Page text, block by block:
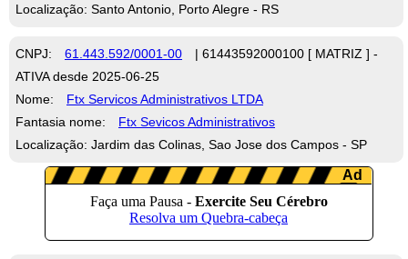
Localização: Santo Antonio, Porto Alegre - RS
CNPJ: 61.443.592/0001-00
| 61443592000100 [ MATRIZ ] -
ATIVA desde 2025-06-25
Nome:
Ftx Servicos Administrativos LTDA
Fantasia nome:
Ftx Sevicos Administrativos
Localização: Jardim das Colinas, Sao Jose dos Campos - SP